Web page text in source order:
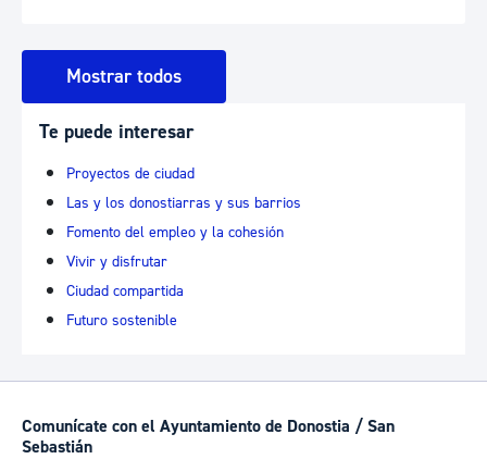
Mostrar todos
Te puede interesar
Proyectos de ciudad
Las y los donostiarras y sus barrios
Fomento del empleo y la cohesión
Vivir y disfrutar
Ciudad compartida
Futuro sostenible
Comunícate con el Ayuntamiento de Donostia / San
Sebastián